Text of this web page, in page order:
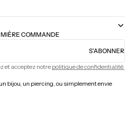
COMMANDE
S'ABONNER
et acceptez notre politique de confidentialité.
bijou, un piercing, ou simplement envie